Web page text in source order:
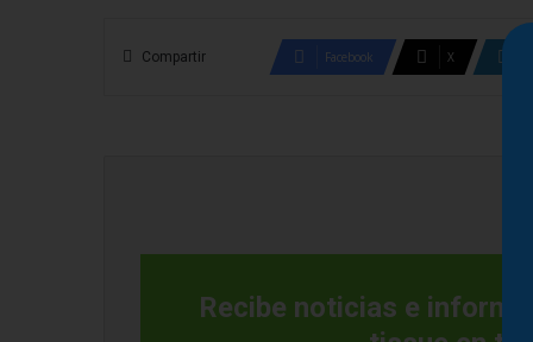
Compartir Facebook X
Recibe noticias e